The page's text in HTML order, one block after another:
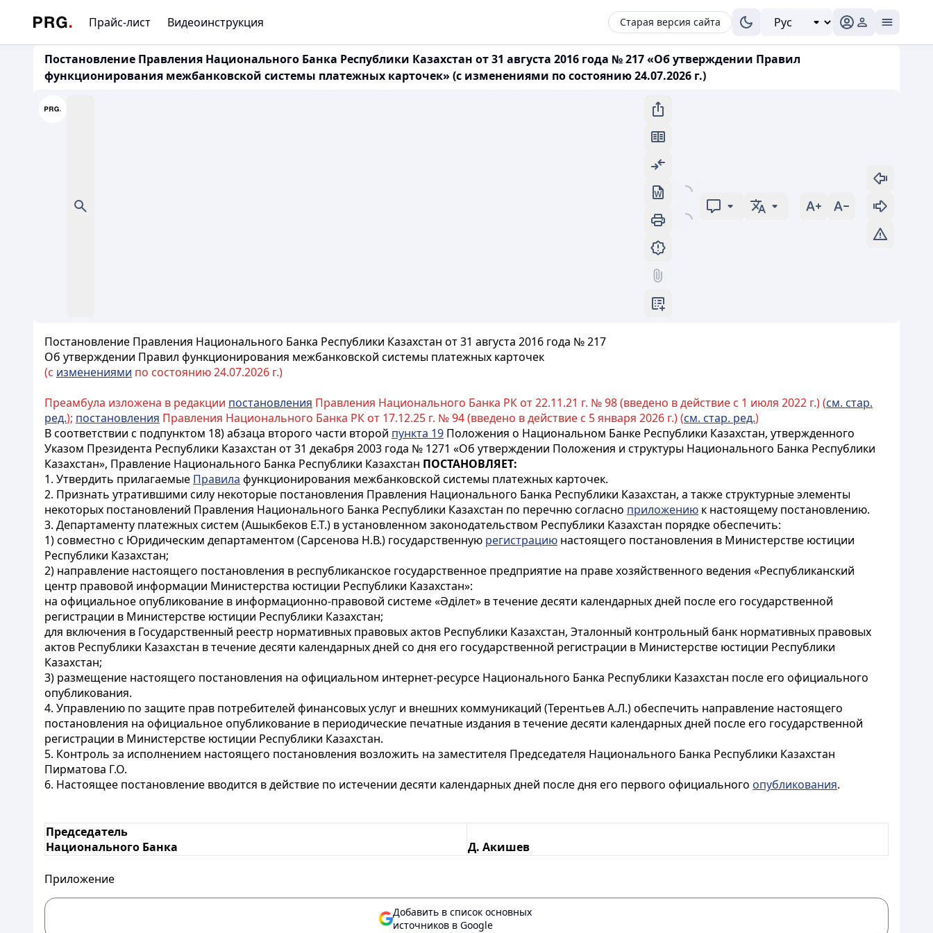
Прайс-лист Видеоинструкция Старая версия сайта
Постановление Правления Национального Банка Республики Казахстан от 31 августа 2016 года № 217 «Об утверждении Правил
функционирования межбанковской системы платежных карточек» (с изменениями по состоянию 24.07.2026 г.)
Постановление Правления Национального Банка Республики Казахстан от 31 августа 2016 года № 217
Об утверждении Правил функционирования межбанковской системы платежных карточек
(с изменениями по состоянию 24.07.2026 г.)
Преамбула изложена в редакции постановления Правления Национального Банка РК от 22.11.21 г. № 98 (введено в действие с 1 июля 2022 г.) (см. стар.
ред.); постановления Правления Национального Банка РК от 17.12.25 г. № 94 (введено в действие с 5 января 2026 г.) (см. стар. ред.)
В соответствии с подпунктом 18) абзаца второго части второй пункта 19 Положения о Национальном Банке Республики Казахстан, утвержденного
Указом Президента Республики Казахстан от 31 декабря 2003 года № 1271 «Об утверждении Положения и структуры Национального Банка Республики
Казахстан», Правление Национального Банка Республики Казахстан ПОСТАНОВЛЯЕТ:
1. Утвердить прилагаемые Правила функционирования межбанковской системы платежных карточек.
2. Признать утратившими силу некоторые постановления Правления Национального Банка Республики Казахстан, а также структурные элементы
некоторых постановлений Правления Национального Банка Республики Казахстан по перечню согласно приложению к настоящему постановлению.
3. Департаменту платежных систем (Ашыкбеков Е.Т.) в установленном законодательством Республики Казахстан порядке обеспечить:
1) совместно с Юридическим департаментом (Сарсенова Н.В.) государственную регистрацию настоящего постановления в Министерстве юстиции
Республики Казахстан;
2) направление настоящего постановления в республиканское государственное предприятие на праве хозяйственного ведения «Республиканский
центр правовой информации Министерства юстиции Республики Казахстан»:
на официальное опубликование в информационно-правовой системе «Әділет» в течение десяти календарных дней после его государственной
регистрации в Министерстве юстиции Республики Казахстан;
для включения в Государственный реестр нормативных правовых актов Республики Казахстан, Эталонный контрольный банк нормативных правовых
актов Республики Казахстан в течение десяти календарных дней со дня его государственной регистрации в Министерстве юстиции Республики
Казахстан;
3) размещение настоящего постановления на официальном интернет-ресурсе Национального Банка Республики Казахстан после его официального
опубликования.
4. Управлению по защите прав потребителей финансовых услуг и внешних коммуникаций (Терентьев А.Л.) обеспечить направление настоящего
постановления на официальное опубликование в периодические печатные издания в течение десяти календарных дней после его государственной
регистрации в Министерстве юстиции Республики Казахстан.
5. Контроль за исполнением настоящего постановления возложить на заместителя Председателя Национального Банка Республики Казахстан
Пирматова Г.О.
6. Настоящее постановление вводится в действие по истечении десяти календарных дней после дня его первого официального опубликования.
Председатель
Национального Банка
Д. Акишев
Приложение
Добавить в список основных
источников в Google